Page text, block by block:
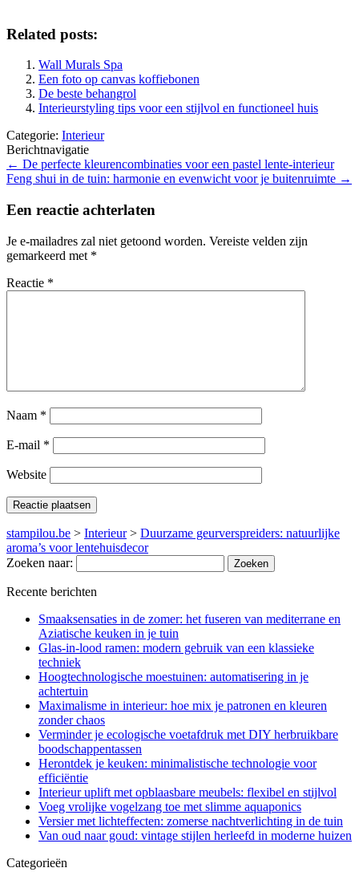
Related posts:
Wall Murals Spa
Een foto op canvas koffiebonen
De beste behangrol
Interieurstyling tips voor een stijlvol en functioneel huis
Categorie: Interieur
Berichtnavigatie
← De perfecte kleurencombinaties voor een pastel lente-interieur
Feng shui in de tuin: harmonie en evenwicht voor je buitenruimte →
Een reactie achterlaten
Je e-mailadres zal niet getoond worden. Vereiste velden zijn
gemarkeerd met *
Reactie *
Naam *
E-mail *
Website
stampilou.be > Interieur> Duurzame geurverspreiders: natuurlijke
aroma’s voor lentehuisdecor
Zoeken naar:
Recente berichten
Smaaksensaties in de zomer: het fuseren van mediterrane en
Aziatische keuken in je tuin
Glas-in-lood ramen: modern gebruik van een klassieke
techniek
Hoogtechnologische moestuinen: automatisering in je
achtertuin
Maximalisme in interieur: hoe mix je patronen en kleuren
zonder chaos
Verminder je ecologische voetafdruk met DIY herbruikbare
boodschappentassen
Herontdek je keuken: minimalistische technologie voor
efficiëntie
Interieur uplift met opblaasbare meubels: flexibel en stijlvol
Voeg vrolijke vogelzang toe met slimme aquaponics
Versier met lichteffecten: zomerse nachtverlichting in de tuin
Van oud naar goud: vintage stijlen herleefd in moderne huizen
Categorieën